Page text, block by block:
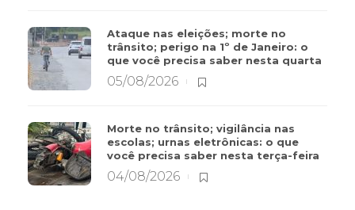
Ataque nas eleições; morte no
trânsito; perigo na 1º de Janeiro: o
que você precisa saber nesta quarta
05/08/2026
Morte no trânsito; vigilância nas
escolas; urnas eletrônicas: o que
você precisa saber nesta terça-feira
04/08/2026